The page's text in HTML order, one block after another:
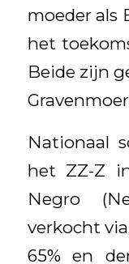
moeder als
het
Beide zijn
Nationaal
het ZZ-Z
Negro
verkocht via
65% en